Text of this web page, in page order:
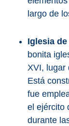
largo de
Iglesia
bonita
XVI, lugar
Está
fue
el ejército
durante